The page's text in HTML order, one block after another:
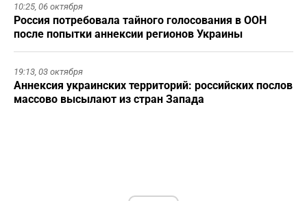
10:25, 06 октября
Россия потребовала тайного голосования в ООН
после попытки аннексии регионов Украины
19:13, 03 октября
Аннексия украинских территорий: российских послов
массово высылают из стран Запада